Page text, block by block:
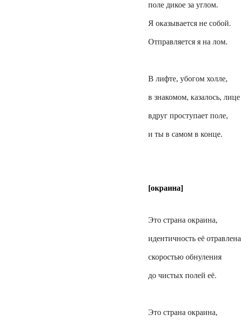
поле дикое за углом.
Я оказывается не собой.
Отправляется я на лом.
В лифте, убогом холле,
в знакомом, казалось, лице
вдруг проступает поле,
и ты в самом в конце.
[окраина]
Это страна окраина,
идентичность её отравлена
скоростью обнуления
до чистых полей её.
Это страна окраина,